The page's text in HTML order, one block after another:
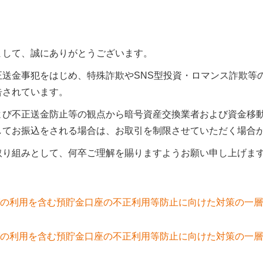
て、誠にありがとうございます。
金事犯をはじめ、特殊詐欺やSNS型投資・ロマンス詐欺
れています。
不正送金防止等の観点から暗号資産交換業者および資金移
お振込をされる場合は、お取引を制限させていただく場合
組みとして、何卒ご理解を賜りますようお願い申し上げま
利用を含む預貯金口座の不正利用等防止に向けた対策の一
利用を含む預貯金口座の不正利用等防止に向けた対策の一